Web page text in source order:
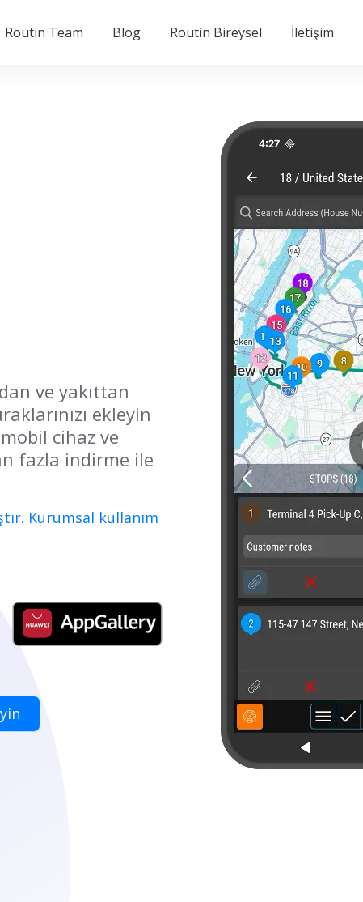
Routin Team Blog Routin Bireysel İletişim
ve yakıttan
ekleyin
cihaz ve
fazla indirme ile
Kurumsal kullanım